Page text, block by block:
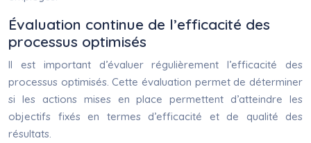
Évaluation continue de l’efficacité des
processus optimisés
Il est important d’évaluer régulièrement l’efficacité des
processus optimisés. Cette évaluation permet de déterminer
si les actions mises en place permettent d’atteindre les
objectifs fixés en termes d’efficacité et de qualité des
résultats.